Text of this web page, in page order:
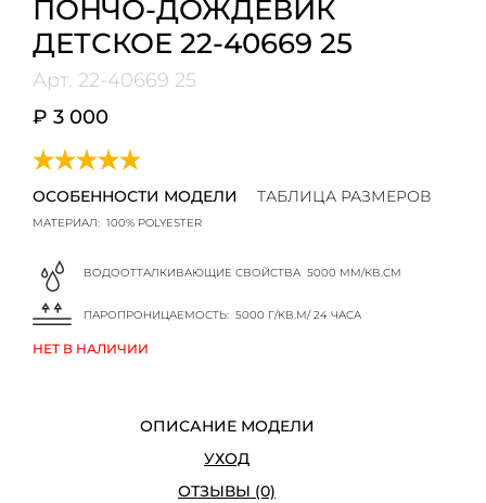
ПОНЧО-ДОЖДЕВИК
ДЕТСКОЕ 22-40669 25
Арт. 22-40669 25
₽ 3 000
ОСОБЕННОСТИ МОДЕЛИ ТАБЛИЦА РАЗМЕРОВ
МАТЕРИАЛ: 100% POLYESTER
ВОДООТТАЛКИВАЮЩИЕ СВОЙСТВА 5000 ММ/КВ.СМ
ПАРОПРОНИЦАЕМОСТЬ: 5000 Г/КВ.М/ 24 ЧАСА
НЕТ В НАЛИЧИИ
ОПИСАНИЕ МОДЕЛИ
УХОД
ОТЗЫВЫ (0)